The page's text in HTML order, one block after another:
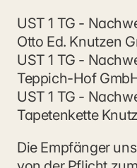
UST 1 TG -
Otto Ed. Knutzen
UST 1 TG -
Teppich-Hof
UST 1 TG -
Tapetenkette
Die Empfänger